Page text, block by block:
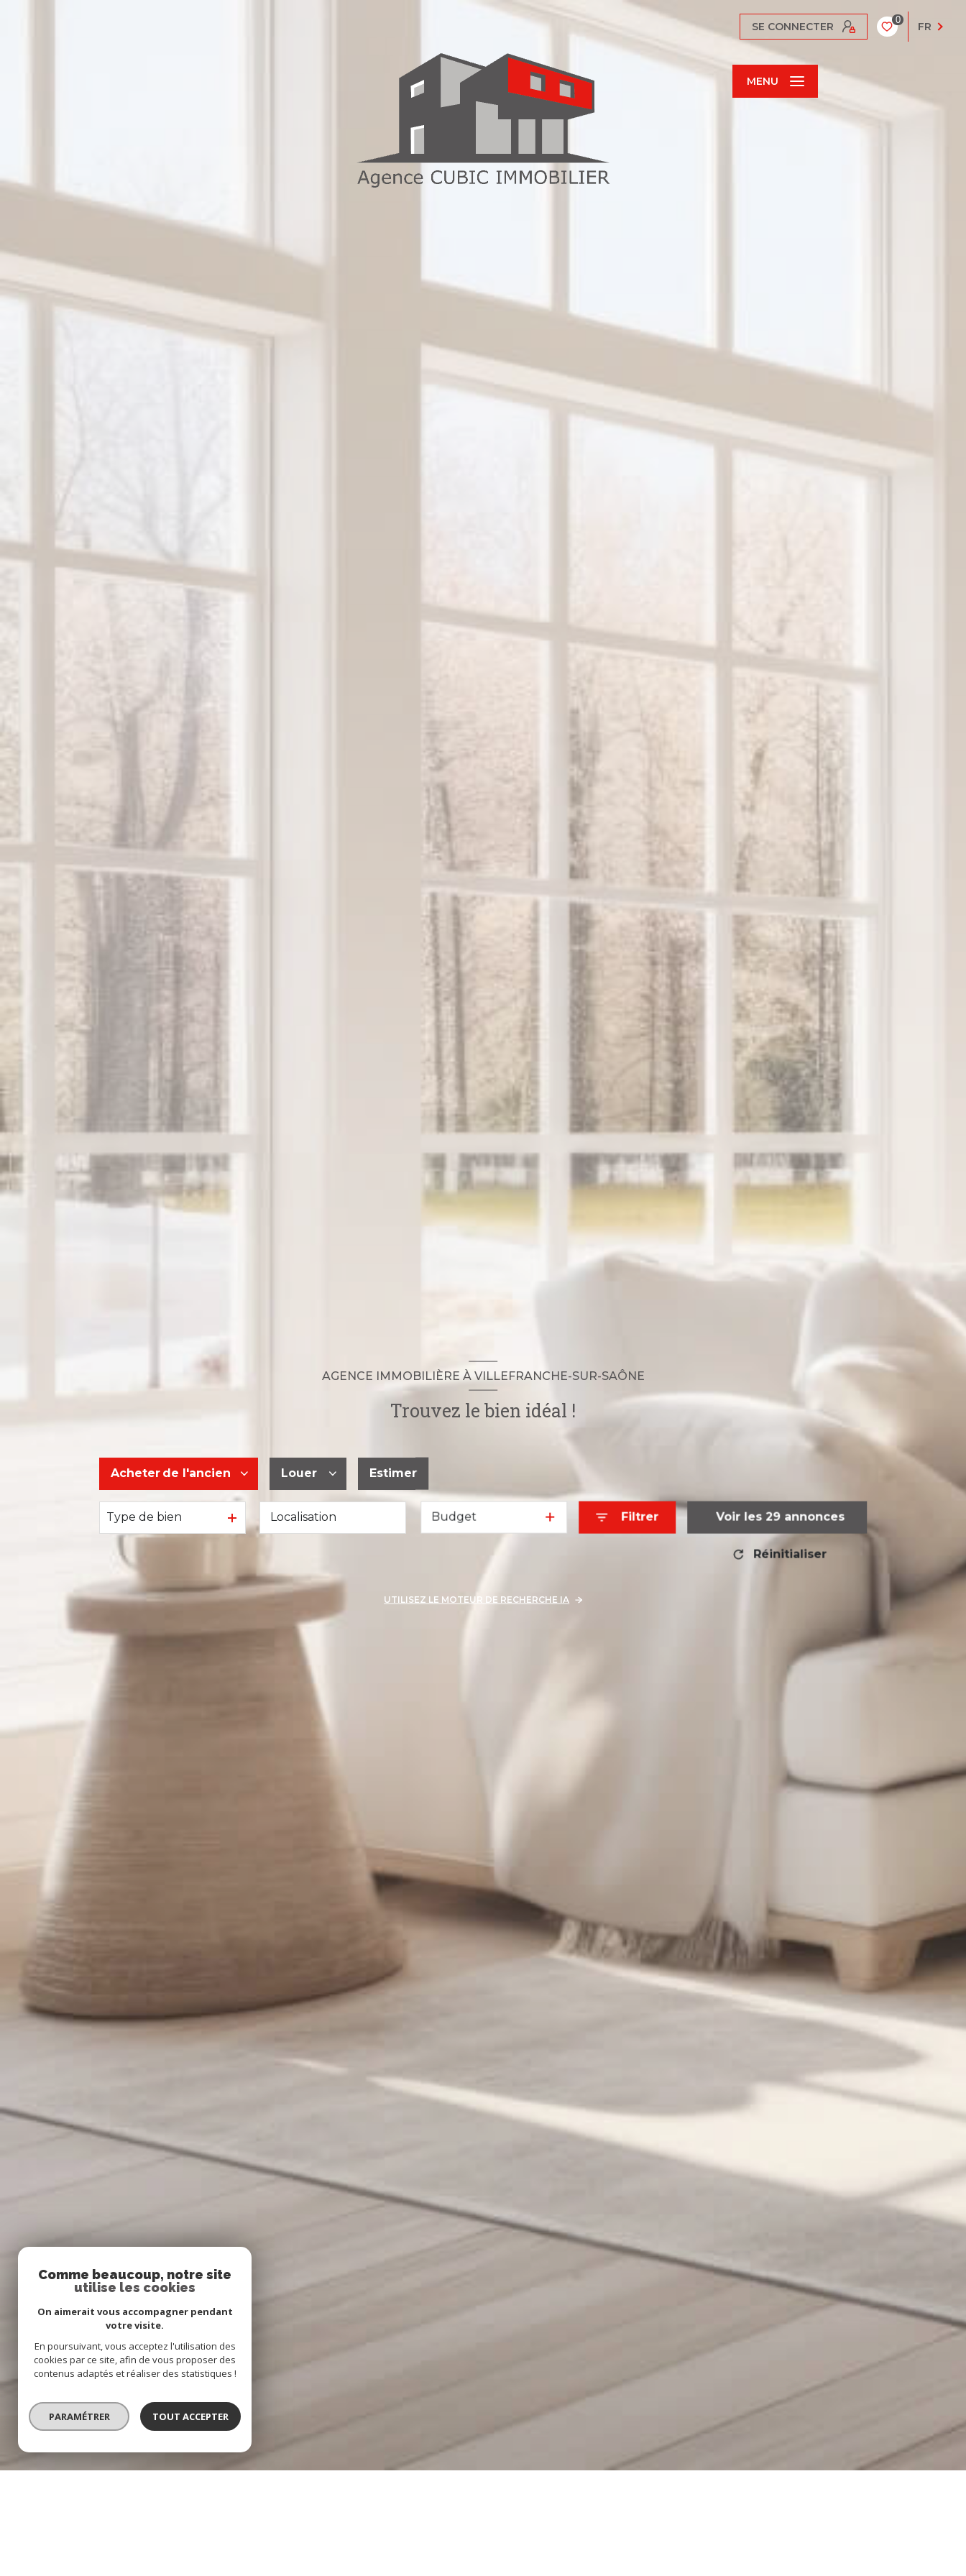
SE CONNECTER
0
FR
MENU
AGENCE IMMOBILIÈRE À VILLEFRANCHE-SUR-SAÔNE
Trouvez le bien idéal !
Acheter de l'ancien
De l'ancien
Louer
à l'année
Estimer
Type de bien Budget Filtrer Voir les 29 annonces
Réinitialiser
UTILISEZ LE MOTEUR DE RECHERCHE IA
Comme beaucoup, notre site
utilise les cookies
On aimerait vous accompagner pendant
votre visite.
En poursuivant, vous acceptez l'utilisation des
cookies par ce site, afin de vous proposer des
contenus adaptés et réaliser des statistiques !
PARAMÉTRER TOUT ACCEPTER